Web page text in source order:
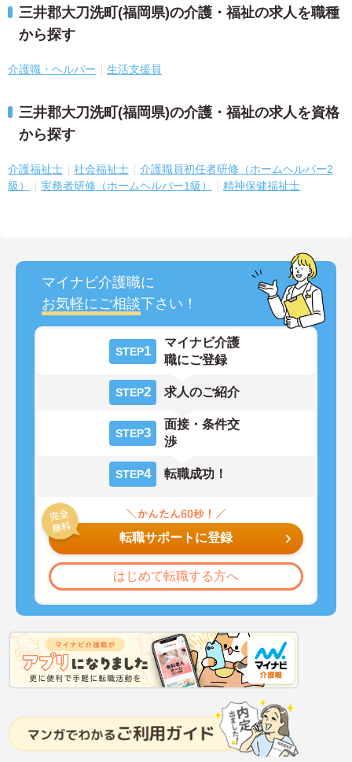
三井郡大刀洗町(福岡県)の介護・福祉の求人を職種
から探す
介護職・ヘルパー 生活支援員
三井郡大刀洗町(福岡県)の介護・福祉の求人を資格
から探す
介護福祉士 社会福祉士
介護職員初任者研修（ホームヘルパー2
級）
実務者研修（ホームヘルパー1級） 精神保健福祉士
マイナビ介護職に
お気軽にご相談下さい！
STEP1
マイナビ介護
職にご登録
STEP2 求人のご紹介
STEP3
面接・条件交
渉
STEP4 転職成功！
転職サポートに登録
はじめて転職する方へ